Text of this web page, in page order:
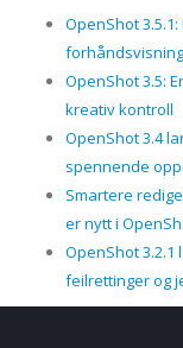
OpenShot
OpenShot 3.5:
kreativ kontroll
OpenShot 3.4
spennende
Smartere
er nytt i
OpenShot
feilrettinger og